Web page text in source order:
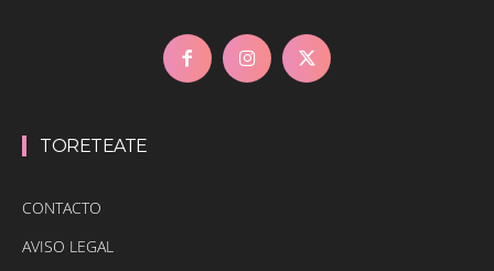
TORETEATE
CONTACTO
AVISO LEGAL